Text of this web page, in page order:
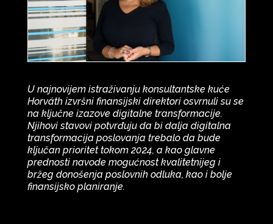
U najnovijem istraživanju konsultantske kuće
Horváth izvršni finansijski direktori osvrnuli su se
na ključne izazove digitalne transformacije.
Njihovi stavovi potvrđuju da bi dalja digitalna
transformacija poslovanja trebalo da bude
ključan prioritet tokom 2024, a kao glavne
prednosti navode mogućnost kvalitetnijeg i
bržeg donošenja poslovnih odluka, kao i bolje
finansijsko planiranje.